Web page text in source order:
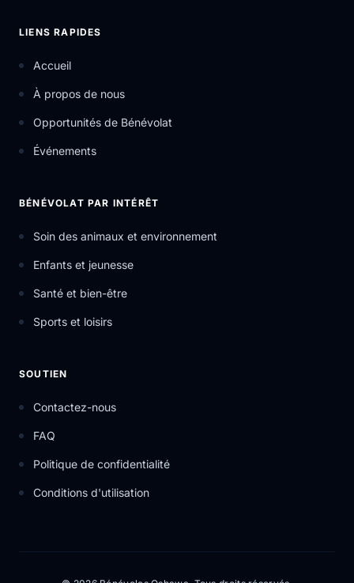
LIENS RAPIDES
Accueil
À propos de nous
Opportunités de Bénévolat
Événements
BÉNÉVOLAT PAR INTÉRÊT
Soin des animaux et environnement
Enfants et jeunesse
Santé et bien-être
Sports et loisirs
SOUTIEN
Contactez-nous
FAQ
Politique de confidentialité
Conditions d'utilisation